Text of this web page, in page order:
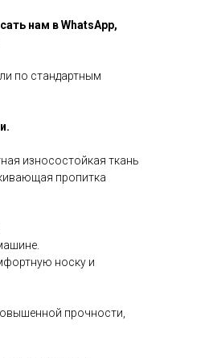
нам в WhatsApp,
по стандартным
износостойкая ткань
пропитка
носку и
прочности,